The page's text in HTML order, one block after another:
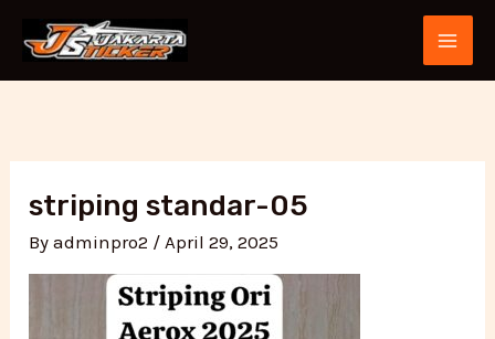
content
striping standar-05
Byadminpro2 /April 29, 2025
navigation